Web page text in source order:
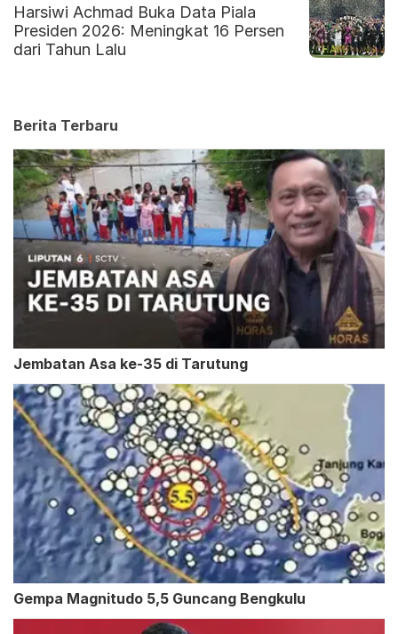
Harsiwi Achmad Buka Data Piala
Presiden 2026: Meningkat 16 Persen
dari Tahun Lalu
Berita Terbaru
Jembatan Asa ke-35 di Tarutung
Gempa Magnitudo 5,5 Guncang Bengkulu